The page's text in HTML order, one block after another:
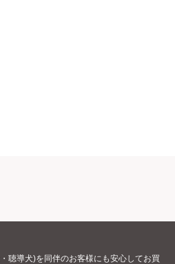
聴導犬)を同伴のお客様にも安心してお買